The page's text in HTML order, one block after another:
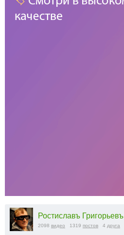
Ростиславъ Григорьевъ
2098 видео 1319 постов 4 друга